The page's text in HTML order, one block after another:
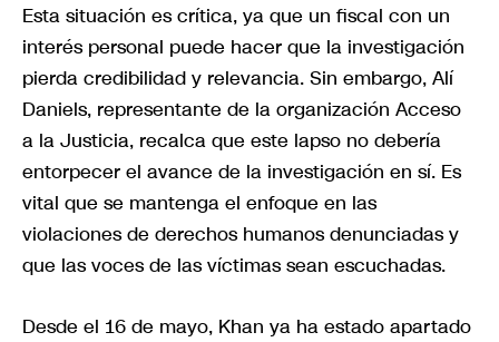
Esta situación es crítica, ya que un fiscal con un
interés personal puede hacer que la investigación
pierda credibilidad y relevancia. Sin embargo, Alí
Daniels, representante de la organización Acceso
a la Justicia, recalca que este lapso no debería
entorpecer el avance de la investigación en sí. Es
vital que se mantenga el enfoque en las
violaciones de derechos humanos denunciadas y
que las voces de las víctimas sean escuchadas.
Desde el 16 de mayo, Khan ya ha estado apartado